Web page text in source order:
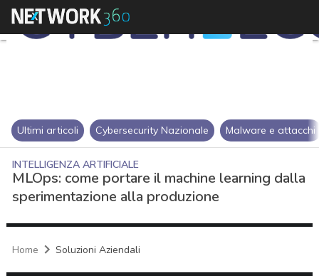
Ultimi articoli Cybersecurity Nazionale Malware e attacchi
INTELLIGENZA ARTIFICIALE
MLOps: come portare il machine learning dalla
sperimentazione alla produzione
Home Soluzioni Aziendali